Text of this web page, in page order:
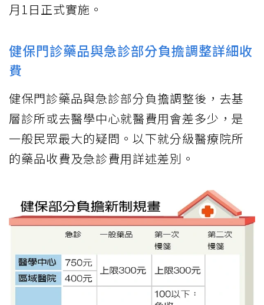
月1日正式實施。
健保門診藥品與急診部分負擔調整詳細收
費
健保門診藥品與急診部分負擔調整後，去基
層診所或去醫學中心就醫費用會差多少，是
一般民眾最大的疑問。以下就分級醫療院所
的藥品收費及急診費用詳述差別。